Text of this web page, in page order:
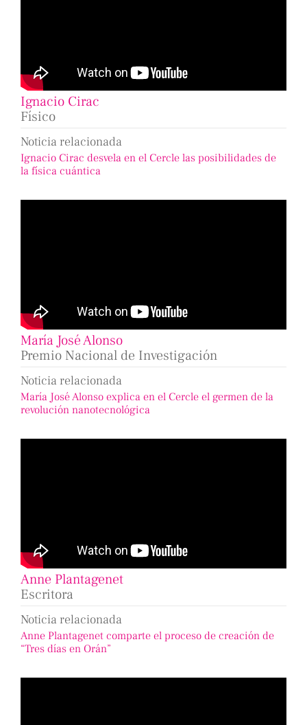
Ignacio Cirac
Físico
Noticia relacionada
Ignacio Cirac desvela en el Cercle las posibilidades de
la física cuántica
María José Alonso
Premio Nacional de Investigación
Noticia relacionada
María José Alonso explica en el Cercle el germen de la
revolución nanotecnológica
Anne Plantagenet
Escritora
Noticia relacionada
Anne Plantagenet comparte el proceso de creación de
“Tres días en Orán”